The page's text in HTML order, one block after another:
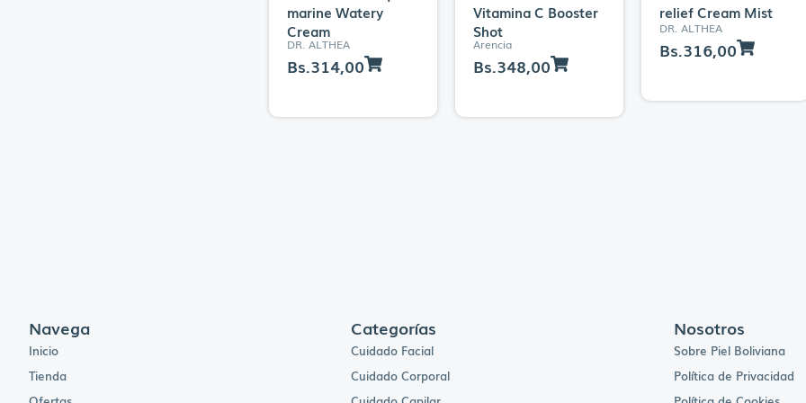
Medihealth
marine Watery
Cream
DR. ALTHEA
Bs.314,00
Vitamina C Booster
Shot
Arencia
Bs.348,00
relief Cream Mist
DR. ALTHEA
Bs.316,00
Navega
Inicio
Tienda
Categorías
Cuidado Facial
Cuidado Corporal
Nosotros
Sobre Piel Boliviana
Política de Privacidad